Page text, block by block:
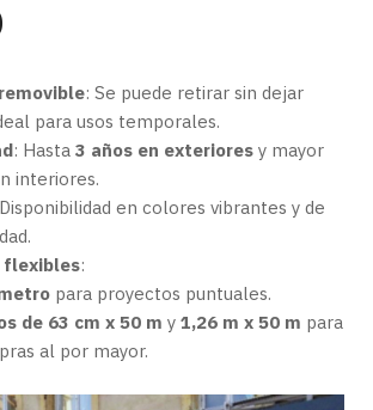
: Se puede retirar sin dejar
para usos temporales.
: Hasta 3 años en exteriores y mayor
interiores.
en colores vibrantes y de
flexibles:
para proyectos puntuales.
de 63 cm x 50 m y 1,26 m x 50 m para
al por mayor.